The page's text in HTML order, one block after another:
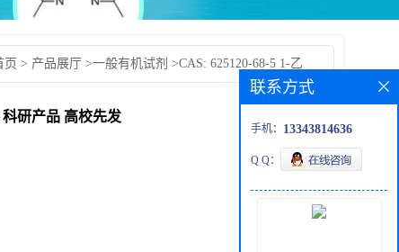
页 > 产品展厅 >一般有机试剂 >CAS: 625120-68-5 1-乙
基碳酸盐 现货供应 科研产品 高校先发货后付款 按需分装
科研产品 高校先发
联系方式
手机： 13343814636
Q Q：